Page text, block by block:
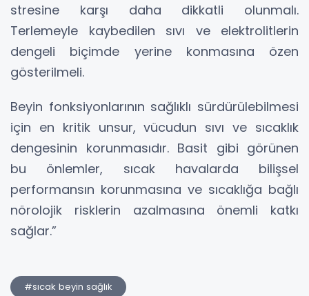
stresine karşı daha dikkatli olunmalı.
Terlemeyle kaybedilen sıvı ve elektrolitlerin
dengeli biçimde yerine konmasına özen
gösterilmeli.
Beyin fonksiyonlarının sağlıklı sürdürülebilmesi
için en kritik unsur, vücudun sıvı ve sıcaklık
dengesinin korunmasıdır. Basit gibi görünen
bu önlemler, sıcak havalarda bilişsel
performansın korunmasına ve sıcaklığa bağlı
nörolojik risklerin azalmasına önemli katkı
sağlar.”
#sıcak beyin sağlık